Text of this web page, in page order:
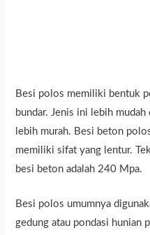
Besi polos memiliki bentuk
bundar. Jenis ini lebih
lebih murah. Besi beton
memiliki sifat yang lentur.
besi beton adalah 240 Mpa.
Besi polos umumnya
gedung atau pondasi hunian